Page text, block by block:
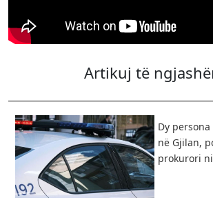
Artikuj të
Dy
në Gjilan,
prokurori